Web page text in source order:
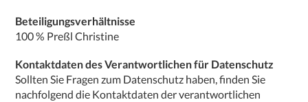
Beteiligungsverhältnisse
100 % Preßl Christine
Kontaktdaten des Verantwortlichen für Datenschutz
Sollten Sie Fragen zum Datenschutz haben, finden Sie
nachfolgend die Kontaktdaten der verantwortlichen